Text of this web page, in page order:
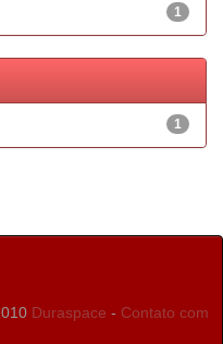
1
1
Duraspace - Contato com